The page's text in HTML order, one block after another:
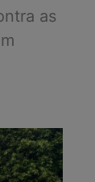
as